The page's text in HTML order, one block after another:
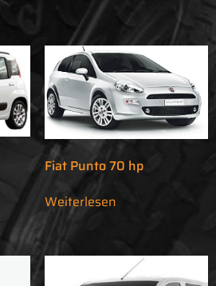
Fiat Punto 70 hp
Weiterlesen